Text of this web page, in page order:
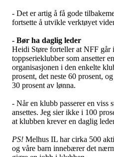
- Det er artig å få gode
fortsette å utvikle verktøyet
- Bør ha daglig leder
Heidi Støre forteller at NFF
toppserieklubber som ansetter
organisasjonen i den enkelte
prosent, det neste 60 prosent,
30 prosent av lønna.
- Når en klubb passerer en viss
ansettes. Jeg sier ikke i 100
at klubben krever en daglig
PS! Melhus IL har cirka 500
og våre barn innebærer det